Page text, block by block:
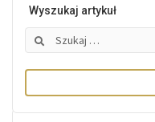
Wyszukaj artykuł
Szukaj: